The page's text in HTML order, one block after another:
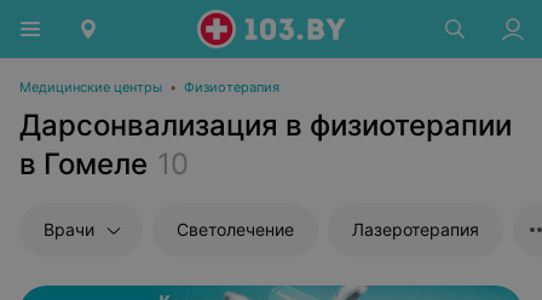
Медицинские центры • Физиотерапия
Дарсонвализация в физиотерапии
в Гомеле 10
Врачи Светолечение Лазеротерапия